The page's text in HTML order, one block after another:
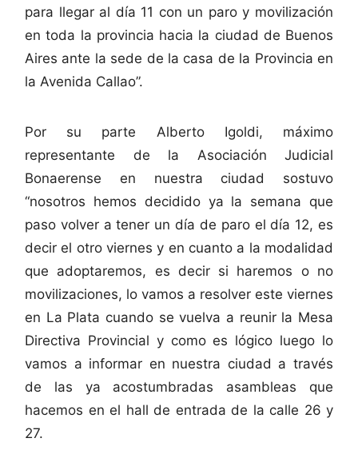
para llegar al día 11 con un paro y movilización
en toda la provincia hacia la ciudad de Buenos
Aires ante la sede de la casa de la Provincia en
la Avenida Callao”.
Por su parte Alberto Igoldi, máximo
representante de la Asociación Judicial
Bonaerense en nuestra ciudad sostuvo
“nosotros hemos decidido ya la semana que
paso volver a tener un día de paro el día 12, es
decir el otro viernes y en cuanto a la modalidad
que adoptaremos, es decir si haremos o no
movilizaciones, lo vamos a resolver este viernes
en La Plata cuando se vuelva a reunir la Mesa
Directiva Provincial y como es lógico luego lo
vamos a informar en nuestra ciudad a través
de las ya acostumbradas asambleas que
hacemos en el hall de entrada de la calle 26 y
27.